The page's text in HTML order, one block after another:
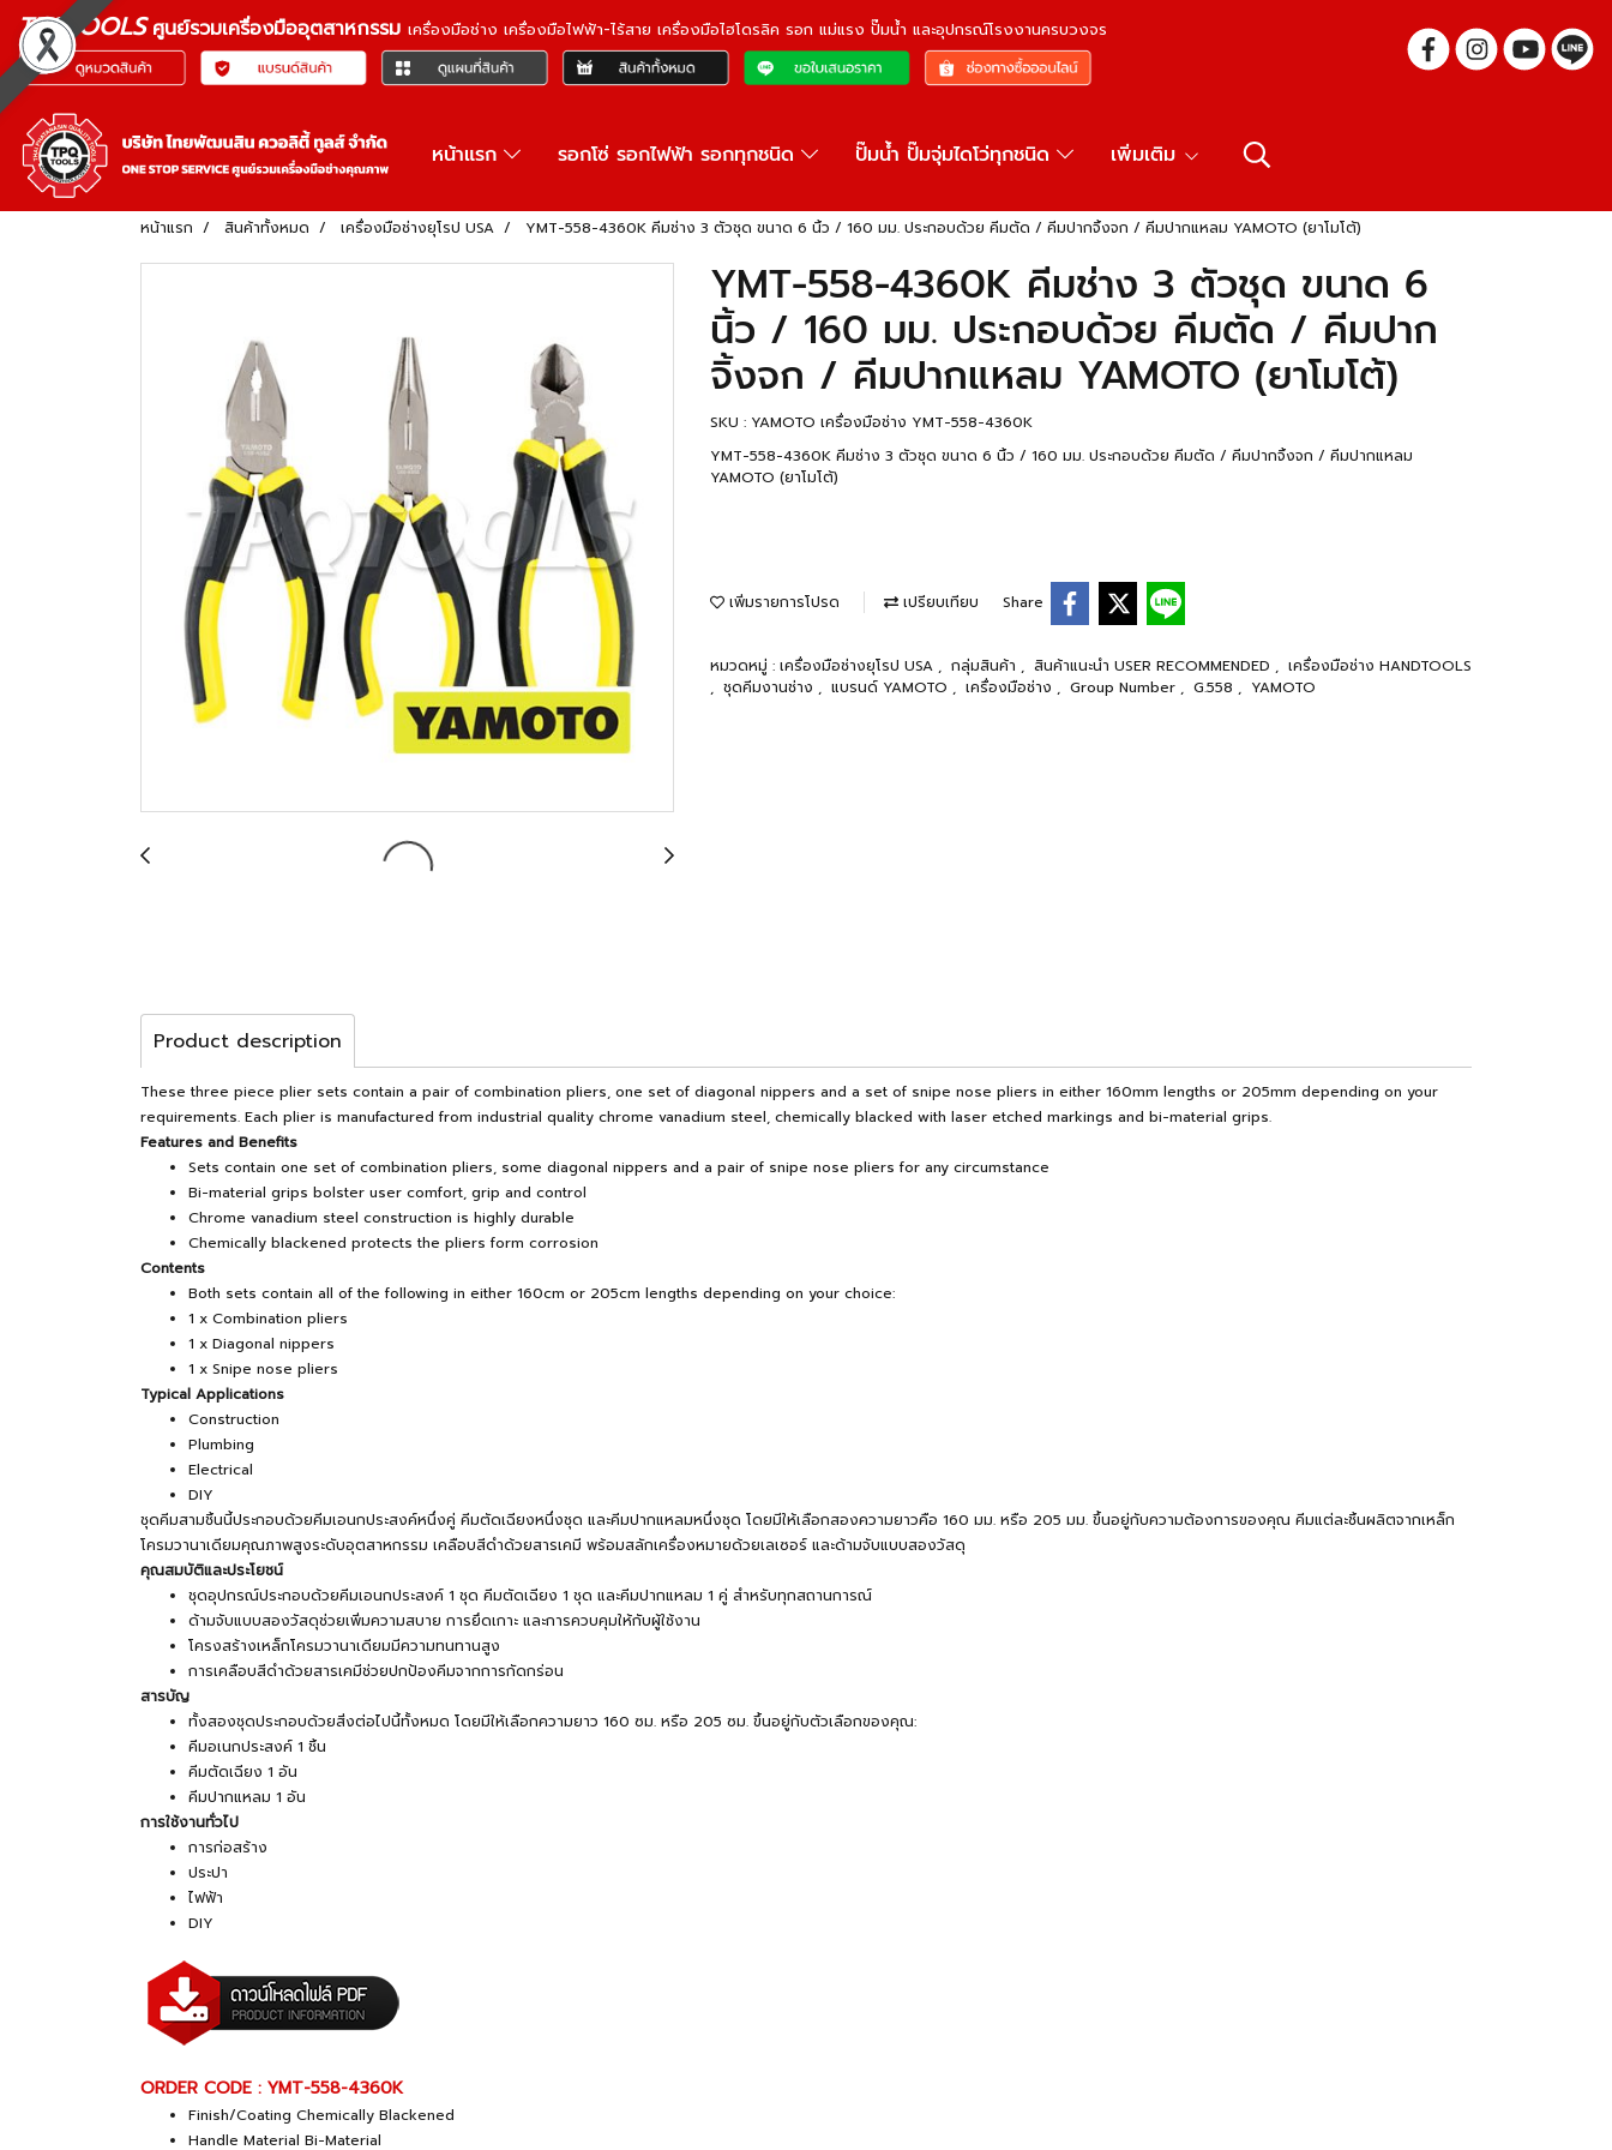
TPQTOOLSศูนย์รวมเครื่องมืออุตสาหกรรม เครื่องมือช่าง เครื่องมือไฟฟ้า-ไร้สาย เครื่องมือไฮโดรลิค รอก แม่แรง ปั๊มน้ำ และอุปกรณ์โรงงานครบวงจร
หน้าแรก รอกโซ่ รอกไฟฟ้า รอกทุกชนิด ปั๊มน้ำ ปั๊มจุ่มไดโว่ทุกชนิด เพิ่มเติม
หน้าแรก สินค้าทั้งหมด เครื่องมือช่างยุโรป USA YMT-558-4360K คีมช่าง 3 ตัวชุด ขนาด 6 นิ้ว / 160 มม. ประกอบด้วย คีมตัด / คีมปากจิ้งจก / คีมปากแหลม YAMOTO (ยาโมโต้)
YMT-558-4360K คีมช่าง 3 ตัวชุด ขนาด 6
นิ้ว / 160 มม. ประกอบด้วย คีมตัด / คีมปาก
จิ้งจก / คีมปากแหลม YAMOTO (ยาโมโต้)
SKU : YAMOTO เครื่องมือช่าง YMT-558-4360K
YMT-558-4360K คีมช่าง 3 ตัวชุด ขนาด 6 นิ้ว / 160 มม. ประกอบด้วย คีมตัด / คีมปากจิ้งจก / คีมปากแหลม
YAMOTO (ยาโมโต้)
เพิ่มรายการโปรด เปรียบเทียบ Share
หมวดหมู่ : เครื่องมือช่างยุโรป USA , กลุ่มสินค้า , สินค้าแนะนำ USER RECOMMENDED , เครื่องมือช่าง HANDTOOLS
, ชุดคีมงานช่าง , แบรนด์ YAMOTO , เครื่องมือช่าง , Group Number , G.558 , YAMOTO
Product description
These three piece plier sets contain a pair of combination pliers, one set of diagonal nippers and a set of snipe nose pliers in either 160mm lengths or 205mm depending on your
requirements. Each plier is manufactured from industrial quality chrome vanadium steel, chemically blacked with laser etched markings and bi-material grips.
Features and Benefits
Sets contain one set of combination pliers, some diagonal nippers and a pair of snipe nose pliers for any circumstance
Bi-material grips bolster user comfort, grip and control
Chrome vanadium steel construction is highly durable
Chemically blackened protects the pliers form corrosion
Contents
Both sets contain all of the following in either 160cm or 205cm lengths depending on your choice:
1 x Combination pliers
1 x Diagonal nippers
1 x Snipe nose pliers
Typical Applications
Construction
Plumbing
Electrical
DIY
ชุดคีมสามชิ้นนี้ประกอบด้วยคีมเอนกประสงค์หนึ่งคู่ คีมตัดเฉียงหนึ่งชุด และคีมปากแหลมหนึ่งชุด โดยมีให้เลือกสองความยาวคือ 160 มม. หรือ 205 มม. ขึ้นอยู่กับความต้องการของคุณ คีมแต่ละชิ้นผลิตจากเหล็ก
โครมวานาเดียมคุณภาพสูงระดับอุตสาหกรรม เคลือบสีดำด้วยสารเคมี พร้อมสลักเครื่องหมายด้วยเลเซอร์ และด้ามจับแบบสองวัสดุ
คุณสมบัติและประโยชน์
ชุดอุปกรณ์ประกอบด้วยคีมเอนกประสงค์ 1 ชุด คีมตัดเฉียง 1 ชุด และคีมปากแหลม 1 คู่ สำหรับทุกสถานการณ์
ด้ามจับแบบสองวัสดุช่วยเพิ่มความสบาย การยึดเกาะ และการควบคุมให้กับผู้ใช้งาน
โครงสร้างเหล็กโครมวานาเดียมมีความทนทานสูง
การเคลือบสีดำด้วยสารเคมีช่วยปกป้องคีมจากการกัดกร่อน
สารบัญ
ทั้งสองชุดประกอบด้วยสิ่งต่อไปนี้ทั้งหมด โดยมีให้เลือกความยาว 160 ซม. หรือ 205 ซม. ขึ้นอยู่กับตัวเลือกของคุณ:
คีมอเนกประสงค์ 1 ชิ้น
คีมตัดเฉียง 1 อัน
คีมปากแหลม 1 อัน
การใช้งานทั่วไป
การก่อสร้าง
ประปา
ไฟฟ้า
DIY
ORDER CODE : YMT-558-4360K
Finish/Coating Chemically Blackened
Handle Material Bi-Material